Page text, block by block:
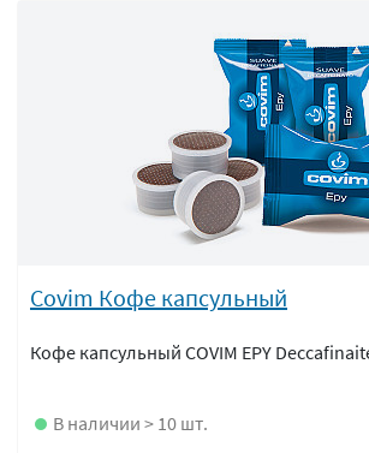
Covim Кофе капсульный
Кофе капсульный COVIM EPY
В наличии > 10 шт.